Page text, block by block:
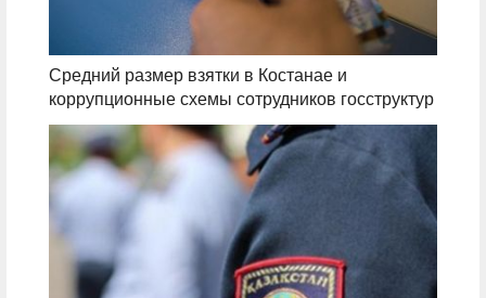
Средний размер взятки в Костанае и
коррупционные схемы сотрудников госструктур